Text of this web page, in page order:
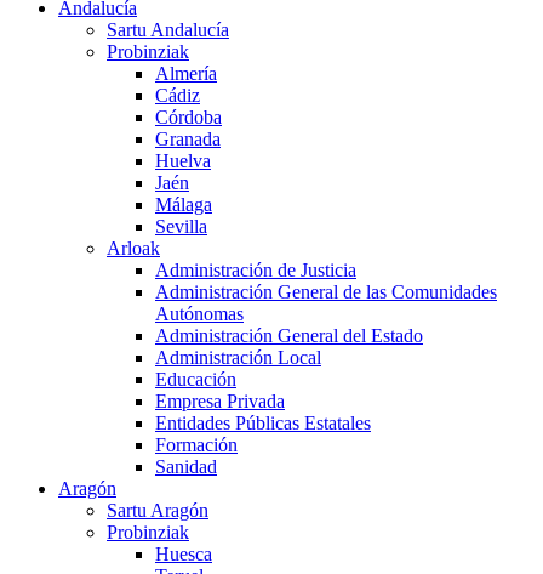
Andalucía
Sartu Andalucía
Probinziak
Almería
Cádiz
Córdoba
Granada
Huelva
Jaén
Málaga
Sevilla
Arloak
Administración de Justicia
Administración General de las Comunidades
Autónomas
Administración General del Estado
Administración Local
Educación
Empresa Privada
Entidades Públicas Estatales
Formación
Sanidad
Aragón
Sartu Aragón
Probinziak
Huesca